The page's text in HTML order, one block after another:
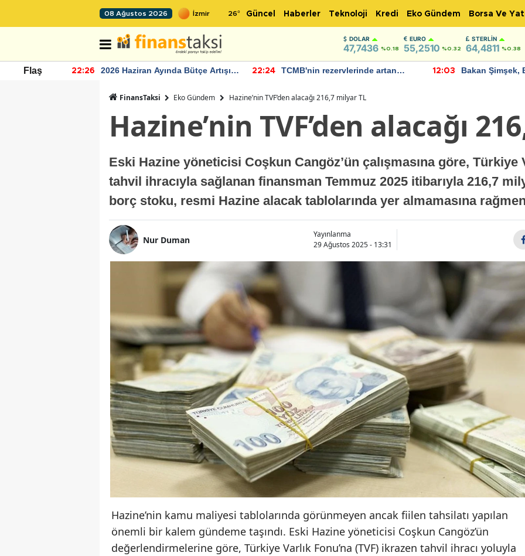
08 Ağustos 2026 26° Güncel Haberler Teknoloji Kredi Eko Gündem Borsa Ve
DOLAR
47,7436 %0.18
EURO
55,2510 %0.32
STERLIN
64,4811 %0.38
Flaş 22:26
2026 Haziran Ayında Bütçe Artışı
22:24
TCMB'nin rezervlerinde artan
12:03
Bakan Şimşek,
FinansTaksi Eko Gündem Hazine’nin TVF’den alacağı 216,7 milyar TL
Hazine’nin TVF’den alacağı
Eski Hazine yöneticisi Coşkun Cangöz’ün çalışmasına göre, Türkiye
tahvil ihracıyla sağlanan finansman Temmuz 2025 itibarıyla 216,7
borç stoku, resmi Hazine alacak tablolarında yer almamasına
Nur Duman
Yayınlanma
29 Ağustos 2025 - 13:31
Hazine’nin kamu maliyesi tablolarında görünmeyen ancak fiilen tahsilatı yapılan
önemli bir kalem gündeme taşındı. Eski Hazine yöneticisi Coşkun Cangöz’ün
değerlendirmelerine göre, Türkiye Varlık Fonu’na (TVF) ikrazen tahvil ihracı yoluyla